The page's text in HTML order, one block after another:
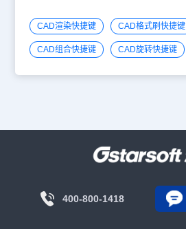
CAD渲染快捷键 CAD格式刷快捷键
CAD组合快捷键 CAD旋转快捷键
400-800-1418